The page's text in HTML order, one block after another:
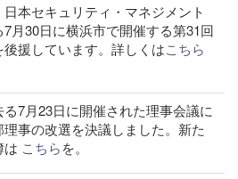
本セキュリティ・マネジメント
月30日に横浜市で開催する第31回
援しています。詳しくはこちら
7月23日に開催された理事会議に
理事の改選を決議しました。新た
は こちらを。